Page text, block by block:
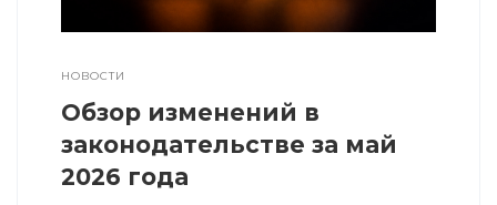
НОВОСТИ
Обзор изменений в
законодательстве за май
2026 года